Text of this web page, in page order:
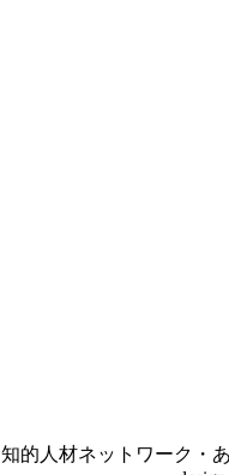
的人材ネットワーク・